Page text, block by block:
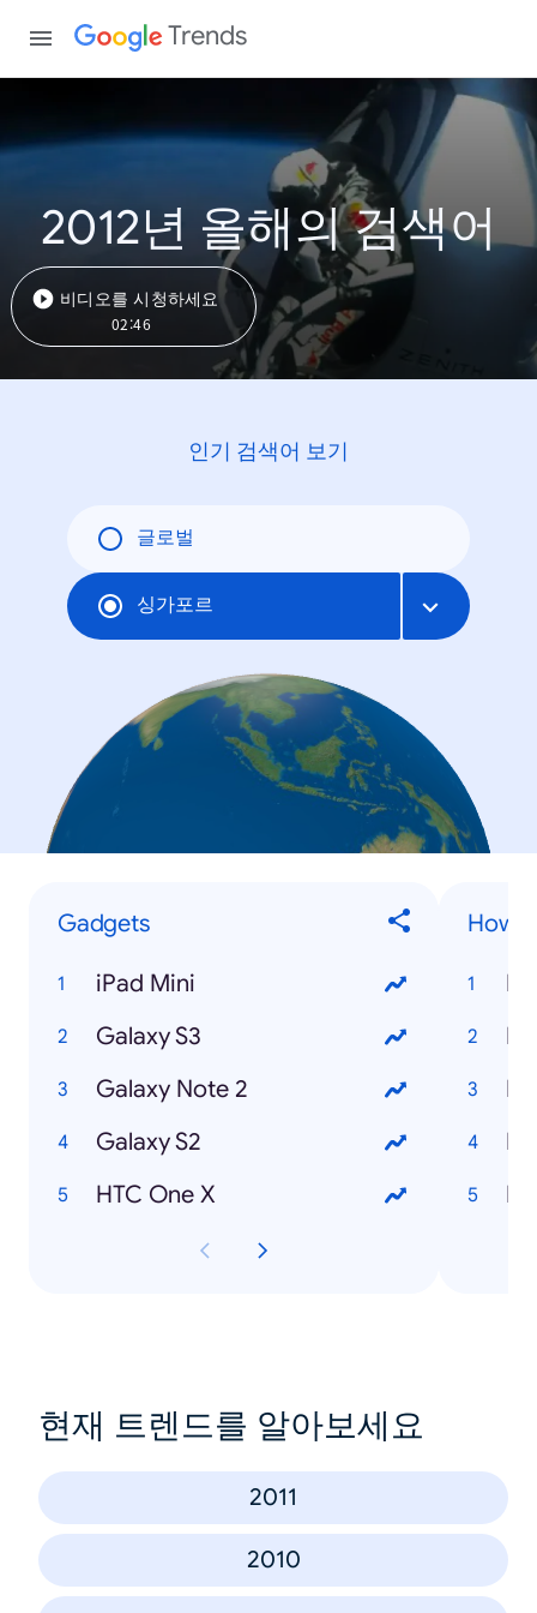
Trends
2012년 올해의 검색어
비디오를 시청하세요
02:46
인기 검색어 보기
글로벌
싱가포르
Gadgets
iPad Mini
Galaxy S3
Galaxy Note 2
Galaxy S2
HTC One X
How
현재 트렌드를 알아보세요
2011
2010